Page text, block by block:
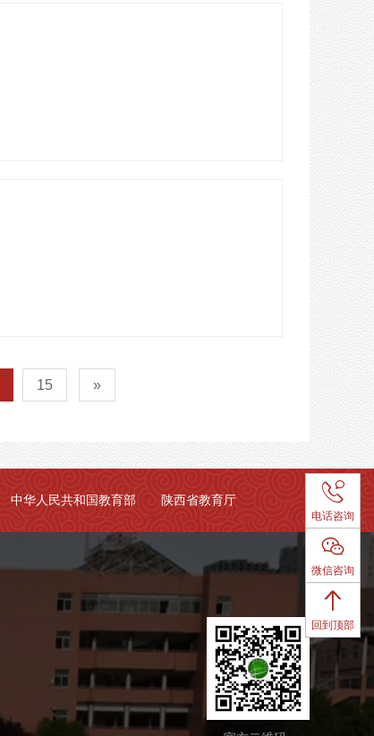
15 »

电话咨询

微信咨询

回到顶部
中华人民共和国教育部 陕西省教育厅